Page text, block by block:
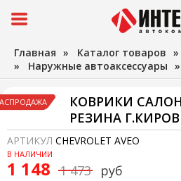
Главная » Каталог товаров »
» Наружные автоаксессуары
КОВРИКИ САЛОНА
РЕЗИНА Г.КИРОВ
АРТИКУЛ CHEVROLET AVEO
В НАЛИЧИИ
1 148 1 473 руб